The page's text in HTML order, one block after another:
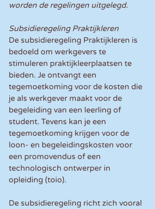
worden de regelingen uitgelegd.
Subsidieregeling Praktijkleren
De subsidieregeling Praktijkleren is
bedoeld om werkgevers te
stimuleren praktijkleerplaatsen te
bieden. Je ontvangt een
tegemoetkoming voor de kosten die
je als werkgever maakt voor de
begeleiding van een leerling of
student. Tevens kan je een
tegemoetkoming krijgen voor de
loon- en begeleidingskosten voor
een promovendus of een
technologisch ontwerper in
opleiding (toio).
De subsidieregeling richt zich vooral